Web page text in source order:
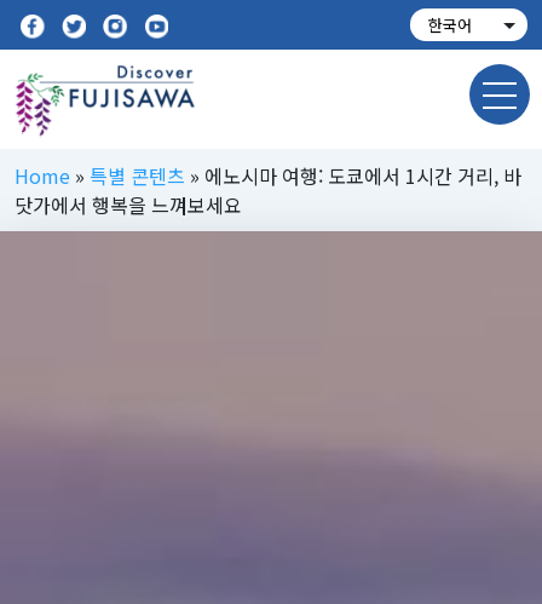
Home » 특별 콘텐츠 » 에노시마 여행: 도쿄에서 1시간 거리, 바
닷가에서 행복을 느껴보세요